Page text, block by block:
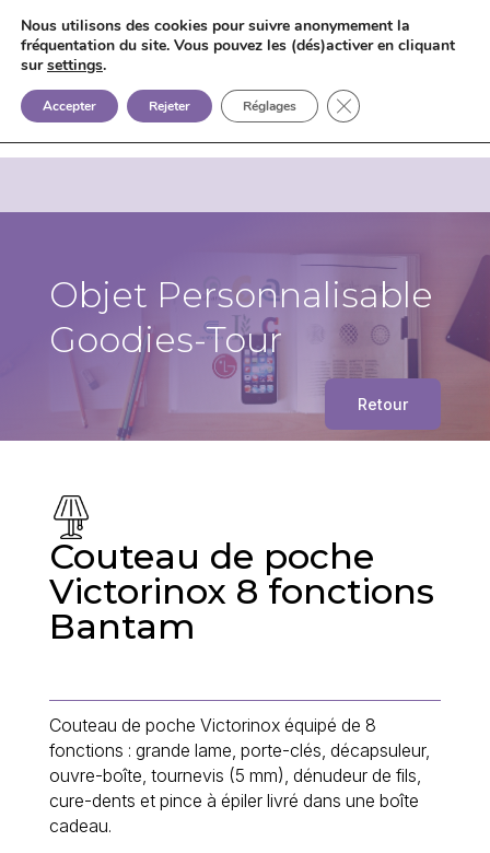
Objet Personnalisable
Goodies-Tour
Retour
Couteau de poche
Victorinox 8 fonctions
Bantam
Couteau de poche Victorinox équipé de 8
fonctions : grande lame, porte-clés, décapsuleur,
ouvre-boîte, tournevis (5 mm), dénudeur de fils,
cure-dents et pince à épiler livré dans une boîte
cadeau.
Nous utilisons des cookies pour suivre anonymement la
fréquentation du site. Vous pouvez les (dés)activer en cliquant
sursettings.
Accepter Rejeter Réglages Fermer la bannière